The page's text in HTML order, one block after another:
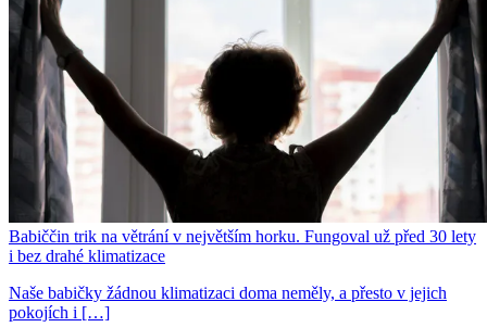
Babiččin trik na větrání v největším horku. Fungoval už před 30 lety
i bez drahé klimatizace
Naše babičky žádnou klimatizaci doma neměly, a přesto v jejich
pokojích i […]